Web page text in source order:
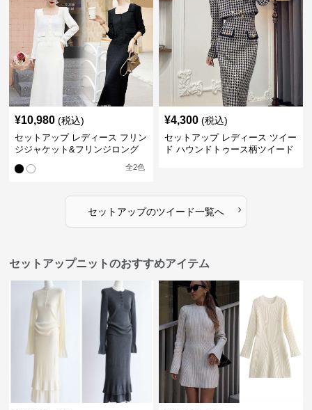
¥10,980 (税込)
セットアップ レディース フリン
ジジャケット&フリンジロング
スカートツイードセットアップ
全2色
¥4,300 (税込)
セットアップ レディース ツイー
ド ハウンドトゥース柄ツイード
セットアップのツイード一覧へ ›
セットアップニットのおすすめアイテム